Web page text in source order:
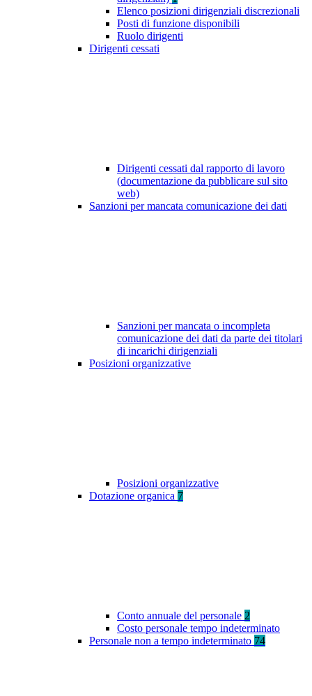
Elenco posizioni dirigenziali discrezionali
Posti di funzione disponibili
Ruolo dirigenti
Dirigenti cessati
Dirigenti cessati dal rapporto di lavoro
(documentazione da pubblicare sul sito
web)
Sanzioni per mancata comunicazione dei dati
Sanzioni per mancata o incompleta
comunicazione dei dati da parte dei titolari
di incarichi dirigenziali
Posizioni organizzative
Posizioni organizzative
Dotazione organica 7
Conto annuale del personale 2
Costo personale tempo indeterminato
Personale non a tempo indeterminato 74